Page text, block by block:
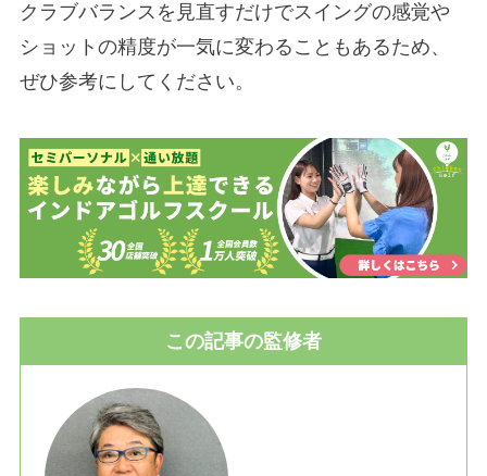
クラブバランスを見直すだけでスイングの感覚や
ショットの精度が一気に変わることもあるため、
ぜひ参考にしてください。
この記事の監修者